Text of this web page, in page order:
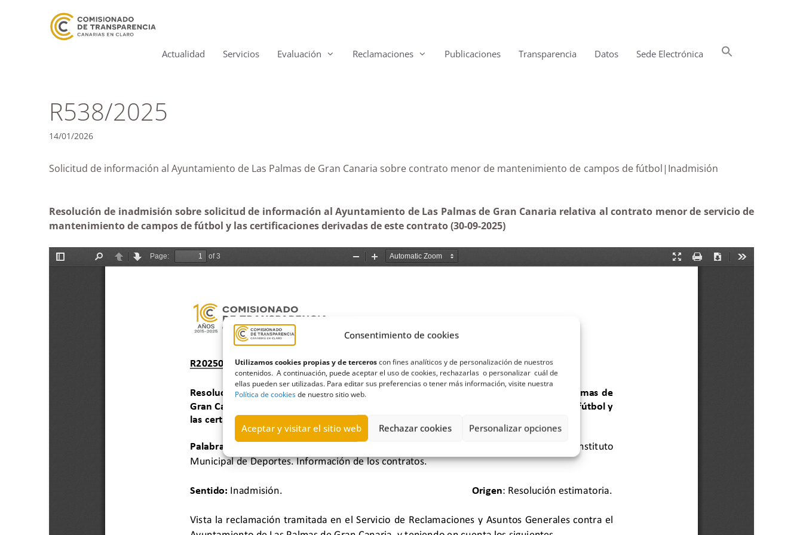
Consentimiento de cookies
Utilizamos cookies propias y de terceroscon fines analíticos y de personalización de nuestros
contenidos. A continuación, puede aceptar el uso de cookies, rechazarlas o personalizar cuál de
ellas pueden ser utilizadas. Para editar sus preferencias o tener más información, visite nuestra
Política de cookiesde nuestro sitio web.
Aceptar y visitar el sitio web Rechazar cookies Personalizar opciones
Actualidad Servicios Evaluación Reclamaciones Publicaciones Transparencia Datos Sede Electrónica
R538/2025
14/01/2026
Solicitud de información al Ayuntamiento de Las Palmas de Gran Canaria sobre contrato menor de mantenimiento de campos de fútbol|Inadmisión
Resolución de inadmisión sobre solicitud de información al Ayuntamiento de Las Palmas de Gran Canaria relativa al contrato menor de servicio de
mantenimiento de campos de fútbol y las certificaciones derivadas de este contrato (30-09-2025)